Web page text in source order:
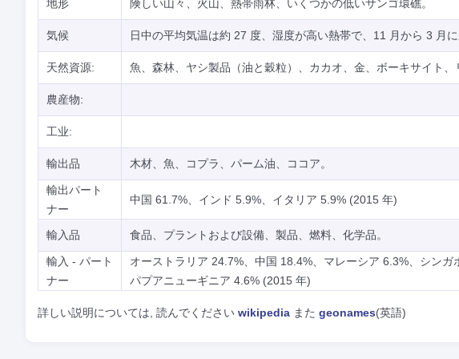
地形 険しい山々、火山、熱帯雨林、いくつかの低いサンゴ環礁。
気候 日中の平均気温は約 27 度、湿度が高い熱帯で、11 月から 3 月
天然資源: 魚、森林、ヤシ製品（油と穀粒）、カカオ、金、ボーキサイト、
農産物:
工业:
輸出品 木材、魚、コプラ、パーム油、ココア。
輸出パート
ナー
中国 61.7%、インド 5.9%、イタリア 5.9% (2015 年)
輸入品 食品、プラントおよび設備、製品、燃料、化学品。
輸入 - パート
ナー
オーストラリア 24.7%、中国 18.4%、マレーシア 6.3%、シン
パプアニューギニア 4.6% (2015 年)
詳しい説明については, 読んでください wikipedia また geonames(英語)